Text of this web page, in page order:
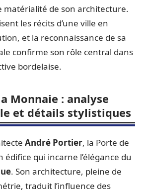
matérialité de son architecture.
les récits d’une ville en
et la reconnaissance de sa
confirme son rôle central dans
bordelaise.
Monnaie : analyse
et détails stylistiques
André Portier, la Porte de
édifice qui incarne l’élégance du
. Son architecture, pleine de
traduit l’influence des